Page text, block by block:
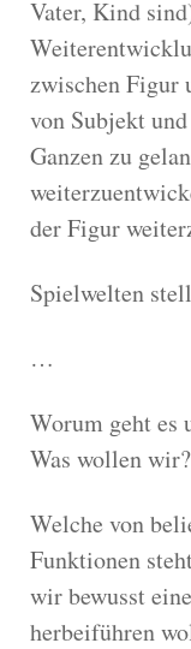
Vater, Kind
zwischen Figur
von Subjekt
Ganzen zu
der Figur
Spielwelten
…
Worum geht es
Was wollen
Welche von
Funktionen
wir bewusst
herbeiführen